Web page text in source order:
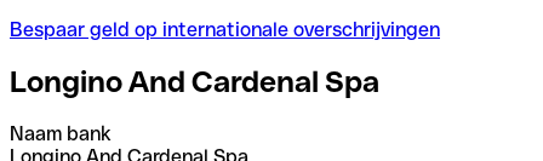
Bespaar geld op internationale overschrijvingen
Longino And Cardenal Spa
Naam bank
Longino And Cardenal Spa